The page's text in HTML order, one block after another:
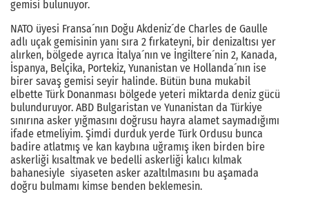
gemisi bulunuyor.
NATO üyesi Fransa´nın Doğu Akdeniz´de Charles de Gaulle
adlı uçak gemisinin yanı sıra 2 fırkateyni, bir denizaltısı yer
alırken, bölgede ayrıca İtalya´nın ve İngiltere´nin 2, Kanada,
İspanya, Belçika, Portekiz, Yunanistan ve Hollanda´nın ise
birer savaş gemisi seyir halinde. Bütün buna mukabil
elbette Türk Donanması bölgede yeteri miktarda deniz gücü
bulunduruyor. ABD Bulgaristan ve Yunanistan da Türkiye
sınırına asker yığmasını doğrusu hayra alamet saymadığımı
ifade etmeliyim. Şimdi durduk yerde Türk Ordusu bunca
badire atlatmış ve kan kaybına uğramış iken birden bire
askerliği kısaltmak ve bedelli askerliği kalıcı kılmak
bahanesiyle siyaseten asker azaltılmasını bu aşamada
doğru bulmamı kimse benden beklemesin.